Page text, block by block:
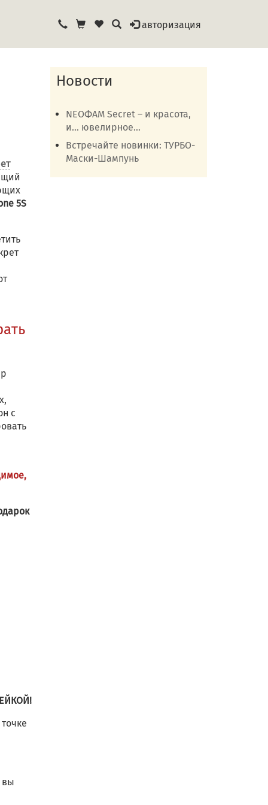
авторизация
5S
с
вы
Новости
NEOФАМ Secret – и красота,
и… ювелирное...
Встречайте новинки: ТУРБО-
Маски-Шампунь